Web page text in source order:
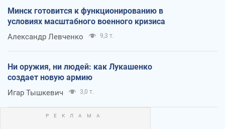
Минск готовится к функционированию в
условиях масштабного военного кризиса
Александр Левченко 9,3 т.
Ни оружия, ни людей: как Лукашенко
создает новую армию
Игар Тышкевич 3,0 т.